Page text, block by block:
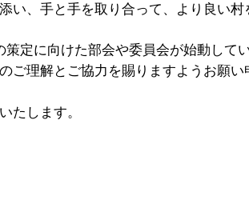
い、手と手を取り合って、より良い村
定に向けた部会や委員会が始動してい
ご理解とご協力を賜りますようお願
たします。